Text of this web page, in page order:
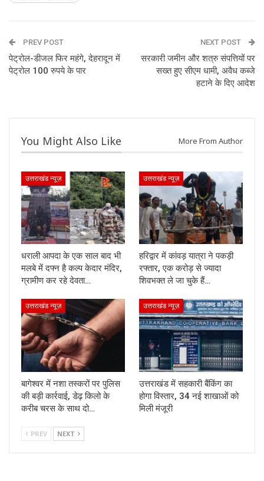
PREV POST
पेट्रोल-डीजल फिर महंगे, देहरादून में
पेट्रोल 100 रुपये के पार
NEXT POST
सरकारी जमीन और शत्रु संपत्तियों पर
सख्त हुए सीएम धामी, अवैध कब्जे
हटाने के दिए आदेश
You Might Also Like More From Author
उत्तराखंड न्यूज़
धराली आपदा के एक साल बाद भी
मलबे में दफ्न है कल्प केदार मंदिर,
ग्रामीण कर रहे देवता…
उत्तराखंड न्यूज़
हरिद्वार में कांवड़ यात्रा ने पकड़ी
रफ्तार, एक करोड़ से ज्यादा
शिवभक्त ले जा चुके हैं…
उत्तराखंड न्यूज़
बागेश्वर में नशा तस्करों पर पुलिस
की बड़ी कार्रवाई, डेढ़ किलो के
करीब चरस के साथ दो…
उत्तराखंड न्यूज़
उत्तराखंड में सहकारी बैंकिंग का
होगा विस्तार, 34 नई शाखाओं को
मिली मंजूरी
PREV NEXT